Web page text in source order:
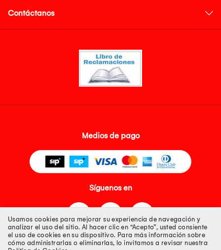
Contáctanos
Medios de pago
Síguenos en
Usamos cookies para mejorar su experiencia de navegación y
analizar el uso del sitio. Al hacer clic en “Acepto”, usted consiente
el uso de cookies en su dispositivo. Para más información sobre
cómo administrarlas o eliminarlas, lo invitamos a revisar nuestra